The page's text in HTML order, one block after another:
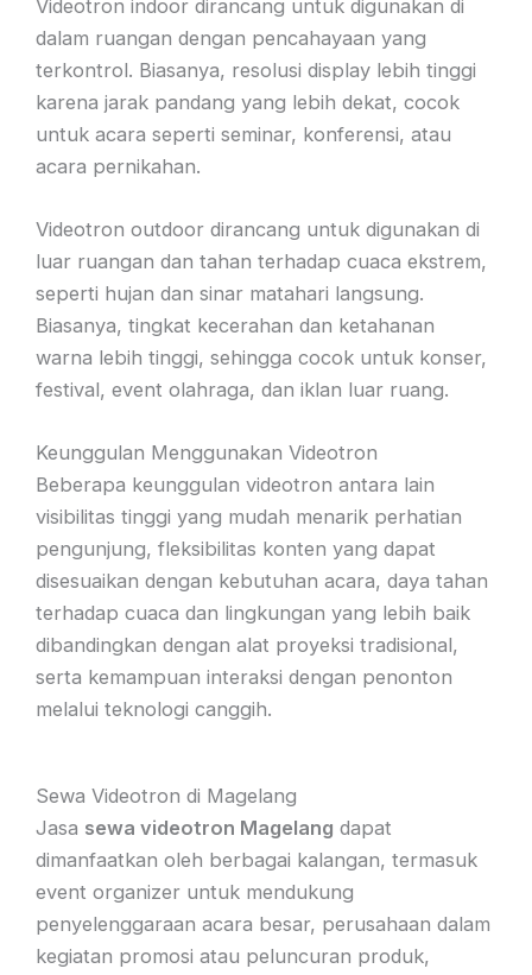
Videotron indoor dirancang untuk digunakan di
dalam ruangan dengan pencahayaan yang
terkontrol. Biasanya, resolusi display lebih tinggi
karena jarak pandang yang lebih dekat, cocok
untuk acara seperti seminar, konferensi, atau
acara pernikahan.
Videotron outdoor dirancang untuk digunakan di
luar ruangan dan tahan terhadap cuaca ekstrem,
seperti hujan dan sinar matahari langsung.
Biasanya, tingkat kecerahan dan ketahanan
warna lebih tinggi, sehingga cocok untuk konser,
festival, event olahraga, dan iklan luar ruang.
Keunggulan Menggunakan Videotron
Beberapa keunggulan videotron antara lain
visibilitas tinggi yang mudah menarik perhatian
pengunjung, fleksibilitas konten yang dapat
disesuaikan dengan kebutuhan acara, daya tahan
terhadap cuaca dan lingkungan yang lebih baik
dibandingkan dengan alat proyeksi tradisional,
serta kemampuan interaksi dengan penonton
melalui teknologi canggih.
Sewa Videotron di Magelang
Jasa sewa videotron Magelang dapat
dimanfaatkan oleh berbagai kalangan, termasuk
event organizer untuk mendukung
penyelenggaraan acara besar, perusahaan dalam
kegiatan promosi atau peluncuran produk,